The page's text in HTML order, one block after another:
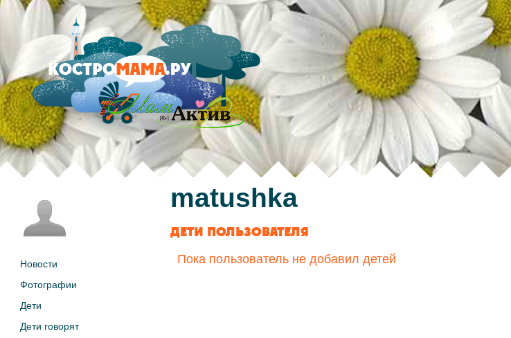
Новости
Фотографии
Дети
Дети говорят
matushka
ДЕТИ ПОЛЬЗОВАТЕЛЯ
Пока пользователь не добавил детей